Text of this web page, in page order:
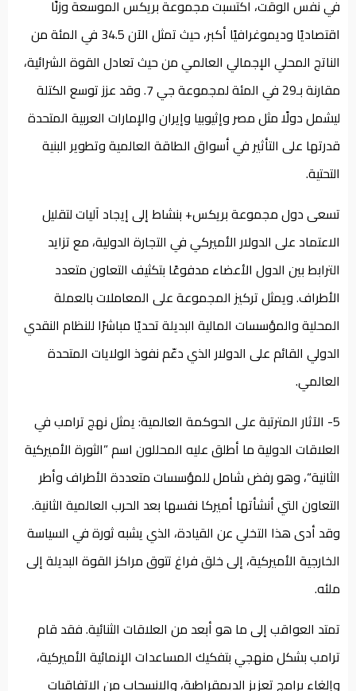
في نفس الوقت، اكتسبت مجموعة بريكس الموسعة وزنًا
اقتصاديًا وديموغرافيًا أكبر، حيث تمثل الآن 34.5 في المئة من
الناتج المحلي الإجمالي العالمي من حيث تعادل القوة الشرائية،
مقارنة بـ29 في المئة لمجموعة جي 7. وقد عزز توسع الكتلة
ليشمل دولًا مثل مصر وإثيوبيا وإيران والإمارات العربية المتحدة
قدرتها على التأثير في أسواق الطاقة العالمية وتطوير البنية
التحتية.
تسعى دول مجموعة بريكس+ بنشاط إلى إيجاد آليات لتقليل
الاعتماد على الدولار الأميركي في التجارة الدولية، مع تزايد
الترابط بين الدول الأعضاء مدفوعًا بتكثيف التعاون متعدد
الأطراف. ويمثل تركيز المجموعة على المعاملات بالعملة
المحلية والمؤسسات المالية البديلة تحديًا مباشرًا للنظام النقدي
الدولي القائم على الدولار الذي دعّم نفوذ الولايات المتحدة
العالمي.
5- الآثار المترتبة على الحوكمة العالمية: يمثل نهج ترامب في
العلاقات الدولية ما أطلق عليه المحللون اسم ”الثورة الأميركية
الثانية“، وهو رفض شامل للمؤسسات متعددة الأطراف وأطر
التعاون التي أنشأتها أميركا نفسها بعد الحرب العالمية الثانية.
وقد أدى هذا التخلي عن القيادة، الذي يشبه ثورة في السياسة
الخارجية الأميركية، إلى خلق فراغ تتوق مراكز القوة البديلة إلى
ملئه.
تمتد العواقب إلى ما هو أبعد من العلاقات الثنائية. فقد قام
ترامب بشكل منهجي بتفكيك المساعدات الإنمائية الأميركية،
وإلغاء برامج تعزيز الديمقراطية، والانسحاب من الاتفاقيات